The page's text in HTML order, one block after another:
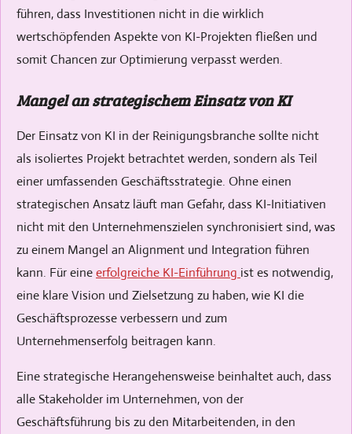
führen, dass Investitionen nicht in die wirklich
wertschöpfenden Aspekte von KI-Projekten fließen und
somit Chancen zur Optimierung verpasst werden.
Mangel an strategischem Einsatz von KI
Der Einsatz von KI in der Reinigungsbranche sollte nicht
als isoliertes Projekt betrachtet werden, sondern als Teil
einer umfassenden Geschäftsstrategie. Ohne einen
strategischen Ansatz läuft man Gefahr, dass KI-Initiativen
nicht mit den Unternehmenszielen synchronisiert sind, was
zu einem Mangel an Alignment und Integration führen
kann. Für eineerfolgreiche KI-Einführung ist es notwendig,
eine klare Vision und Zielsetzung zu haben, wie KI die
Geschäftsprozesse verbessern und zum
Unternehmenserfolg beitragen kann.
Eine strategische Herangehensweise beinhaltet auch, dass
alle Stakeholder im Unternehmen, von der
Geschäftsführung bis zu den Mitarbeitenden, in den